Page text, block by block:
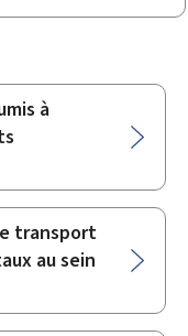
à
transport
au sein